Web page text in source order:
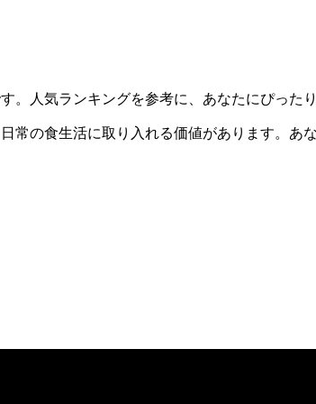
。人気ランキングを参考に、あなたにぴった
常の食生活に取り入れる価値があります。あ